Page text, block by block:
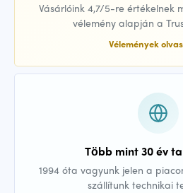
Vásárlóink 4,7/5-re értékelnek
vélemény alapján a
Vélemények
Több mint 30 év
1994 óta vagyunk jelen a
szállítunk technikai